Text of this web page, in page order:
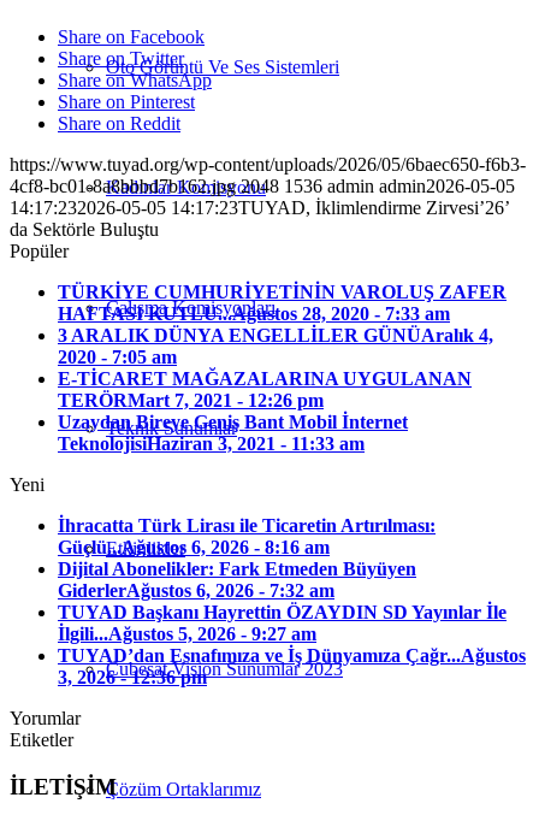
Oto Görüntü Ve Ses Sistemleri
Kadınlar Komisyonu
Çalışma Komisyonları
Teknik Sunumlar
Etkinlikler
Cubesat Vision Sunumlar 2023
Çözüm Ortaklarımız
Share on Facebook
Share on Twitter
Share on WhatsApp
Share on Pinterest
Share on Reddit
https://www.tuyad.org/wp-content/uploads/2026/05/6baec650-f6b3-
4cf8-bc01-8a8bbbd7b162.jpg 2048 1536 admin admin2026-05-05
14:17:232026-05-05 14:17:23TUYAD, İklimlendirme Zirvesi’26’
da Sektörle Buluştu
Popüler
TÜRKİYE CUMHURİYETİNİN VAROLUŞ ZAFER
HAFTASI KUTLU...Ağustos 28, 2020 - 7:33 am
3 ARALIK DÜNYA ENGELLİLER GÜNÜAralık 4,
2020 - 7:05 am
E-TİCARET MAĞAZALARINA UYGULANAN
TERÖRMart 7, 2021 - 12:26 pm
Uzaydan Bireye Geniş Bant Mobil İnternet
TeknolojisiHaziran 3, 2021 - 11:33 am
Yeni
İhracatta Türk Lirası ile Ticaretin Artırılması:
Güçlü...Ağustos 6, 2026 - 8:16 am
Dijital Abonelikler: Fark Etmeden Büyüyen
GiderlerAğustos 6, 2026 - 7:32 am
TUYAD Başkanı Hayrettin ÖZAYDIN SD Yayınlar İle
İlgili...Ağustos 5, 2026 - 9:27 am
TUYAD’dan Esnafımıza ve İş Dünyamıza Çağr...Ağustos
3, 2026 - 12:36 pm
Yorumlar
Etiketler
İLETİŞİM